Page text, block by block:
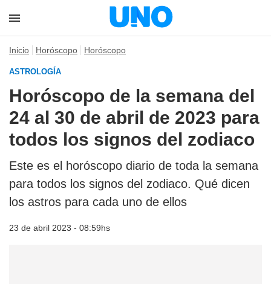
Inicio Horóscopo Horóscopo
ASTROLOGÍA
Horóscopo de la semana del
24 al 30 de abril de 2023 para
todos los signos del zodiaco
Este es el horóscopo diario de toda la semana
para todos los signos del zodiaco. Qué dicen
los astros para cada uno de ellos
23 de abril 2023 - 08:59hs